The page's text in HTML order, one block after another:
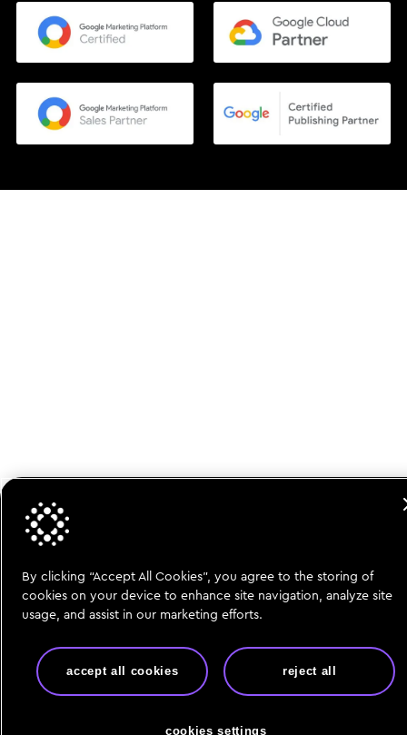
By clicking “Accept All Cookies”, you agree to the storing of
cookies on your device to enhance site navigation, analyze site
usage, and assist in our marketing efforts.
accept all cookies reject all
cookies settings